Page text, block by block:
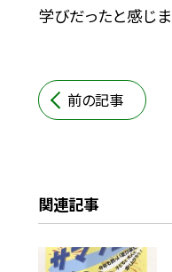
学びだったと感じま
前の記事
関連記事